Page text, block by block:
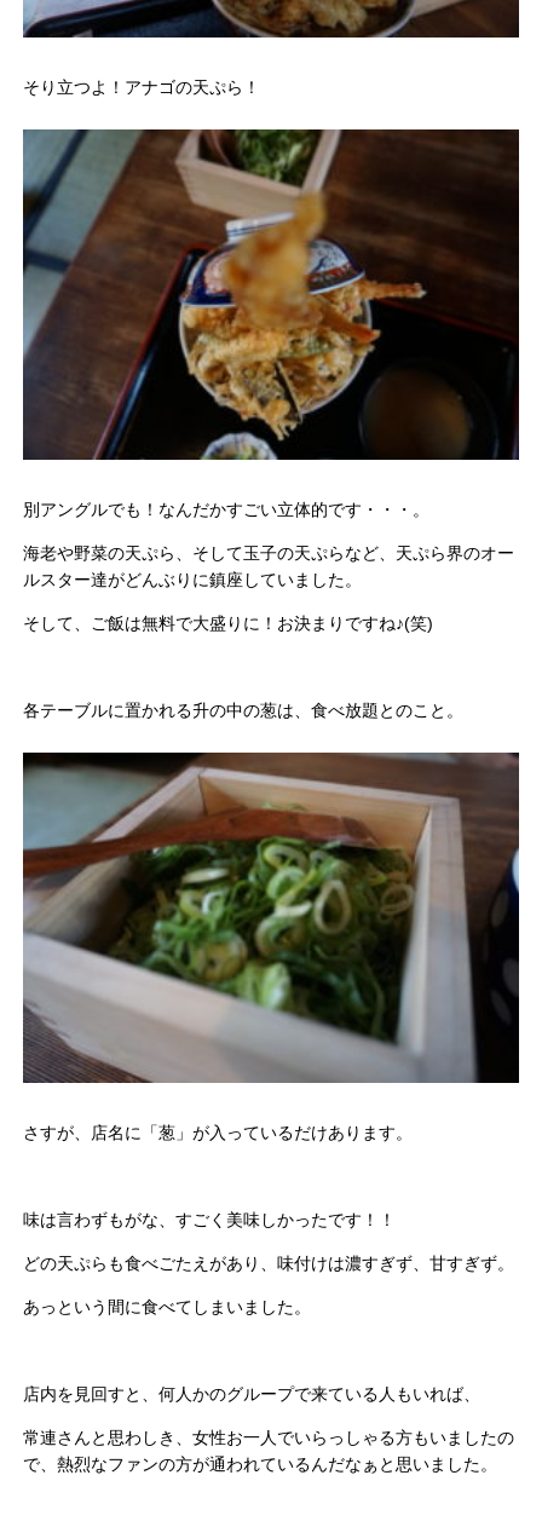
そり立つよ！アナゴの天ぷら！
別アングルでも！なんだかすごい立体的です・・・。
海老や野菜の天ぷら、そして玉子の天ぷらなど、天ぷら界のオー
ルスター達がどんぶりに鎮座していました。
そして、ご飯は無料で大盛りに！お決まりですね♪(笑)
各テーブルに置かれる升の中の葱は、食べ放題とのこと。
さすが、店名に「葱」が入っているだけあります。
味は言わずもがな、すごく美味しかったです！！
どの天ぷらも食べごたえがあり、味付けは濃すぎず、甘すぎず。
あっという間に食べてしまいました。
店内を見回すと、何人かのグループで来ている人もいれば、
常連さんと思わしき、女性お一人でいらっしゃる方もいましたの
で、熱烈なファンの方が通われているんだなぁと思いました。